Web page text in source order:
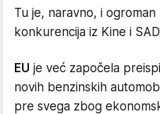
Tu je, naravno, i
konkurencija iz Kine i
EU je već započela
novih benzinskih
pre svega zbog